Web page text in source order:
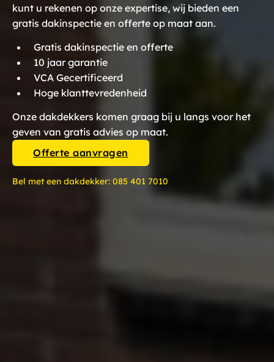
kunt u rekenen op onze expertise, wij bieden een
gratis dakinspectie en offerte op maat aan.
Gratis dakinspectie en offerte
10 jaar garantie
VCA Gecertificeerd
Hoge klanttevredenheid
Onze dakdekkers komen graag bij u langs voor het
geven van gratis advies op maat.
Offerte aanvragen
Bel met een dakdekker: 085 401 7010